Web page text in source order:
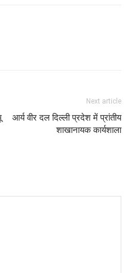
Next article
आर्य वीर दल दिल्ली प्रदेश में प्रांतीय
शाखानायक कार्यशाला